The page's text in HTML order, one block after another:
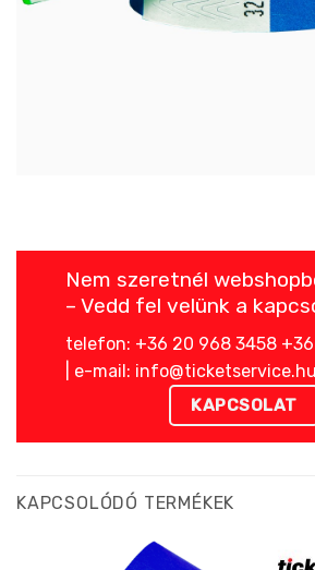
Nem szeretnél
– Vedd fel velünk a
telefon: +36 20 968 3458
| e-mail: info@ticketservice.hu
KAPCSOLAT
KAPCSOLÓDÓ TERMÉKEK